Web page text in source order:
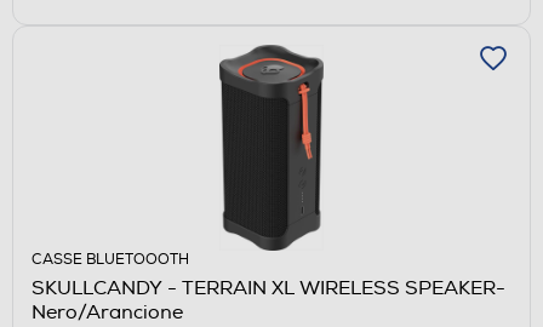
CASSE BLUETOOOTH
SKULLCANDY - TERRAIN XL WIRELESS SPEAKER-
Nero/Arancione